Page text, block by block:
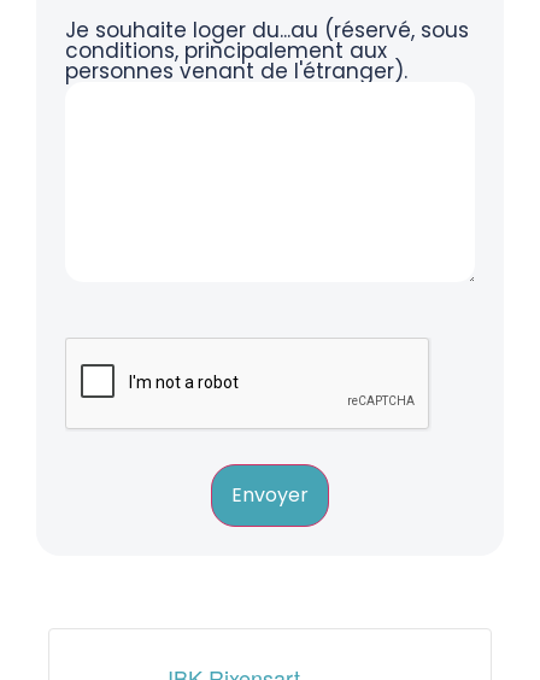
Je souhaite loger du...au (réservé, sous
conditions, principalement aux
personnes venant de l'étranger).
Envoyer